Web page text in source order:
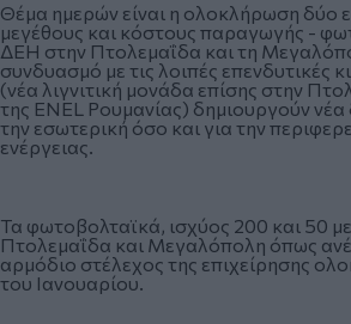
Θέμα ημερών είναι η ολοκλήρωση δύο
μεγέθους και κόστους παραγωγής -
ΔΕΗ στην Πτολεμαΐδα και τη
συνδυασμό με τις λοιπές επενδυτικές
(νέα λιγνιτική μονάδα επίσης στην
της ENEL Ρουμανίας) δημιουργούν
την εσωτερική όσο και για την
ενέργειας.
Τα φωτοβολταϊκά, ισχύος 200 και 50
Πτολεμαΐδα και Μεγαλόπολη όπως
αρμόδιο στέλεχος της επιχείρησης
του Ιανουαρίου.